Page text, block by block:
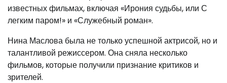
известных фильмах, включая «Ирония судьбы, или С
легким паром!» и «Служебный роман».
Нина Маслова была не только успешной актрисой, но и
талантливой режиссером. Она сняла несколько
фильмов, которые получили признание критиков и
зрителей.